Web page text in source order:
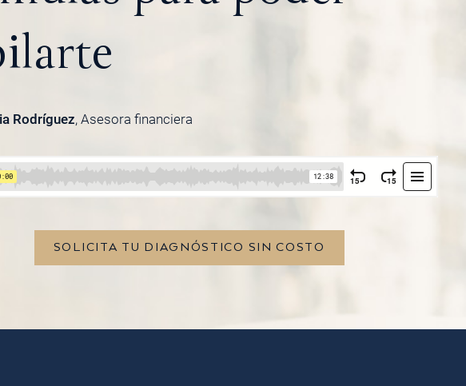
Rodríguez, Asesora financiera
SOLICITA TU DIAGNÓSTICO SIN COSTO